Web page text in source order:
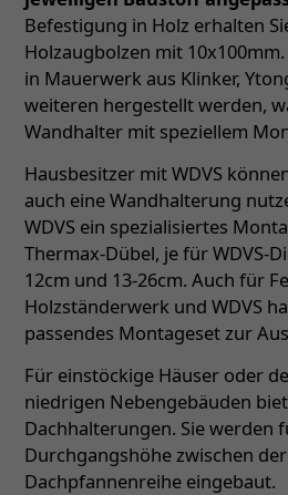
Befestigung in Holz erhalten
Holzaugbolzen mit
in Mauerwerk aus Klinker,
weiteren hergestellt werden,
Wandhalter mit speziellem
Hausbesitzer mit WDVS
auch eine Wandhalterung
WDVS ein spezialisiertes
Thermax-Dübel, je für WDVS-
12cm und 13-26cm. Auch für
Holzständerwerk und WDVS
passendes Montageset zur
Für einstöckige Häuser oder
niedrigen Nebengebäuden
Dachhalterungen. Sie werden
Durchgangshöhe zwischen
Dachpfannenreihe eingebaut.